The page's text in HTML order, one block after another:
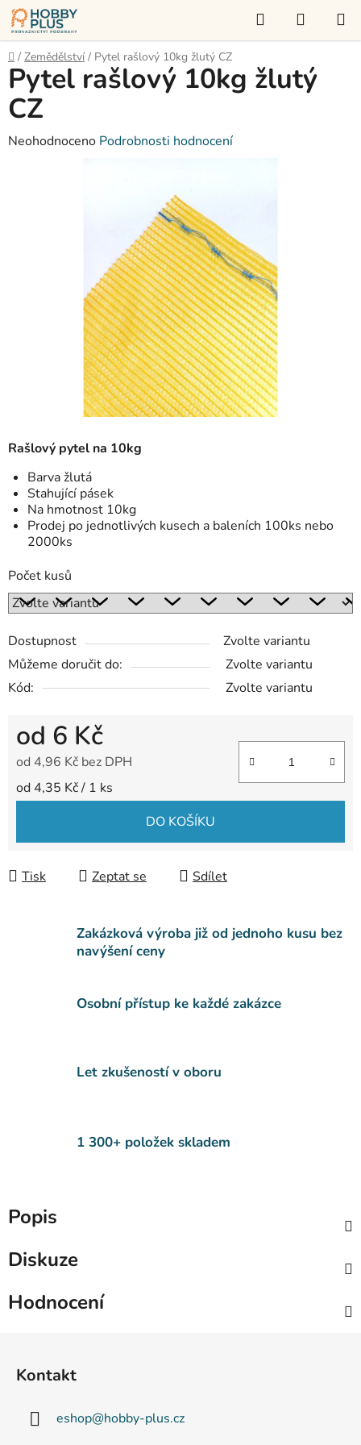
Přejít
na
obsah
Hledat
KOŠÍK
Domů
/ Zemědělství / Pytel rašlový 10kg žlutý CZ
Rašlový pytel na 10kg
Barva žlutá
Stahující pásek
Na hmotnost 10kg
Prodej po jednotlivých kusech a baleních 100ks nebo
2000ks
Počet kusů
Dostupnost
Zvolte variantu
Můžeme doručit do:
Zvolte variantu
Kód:
Zvolte variantu
od 6 Kč
od 4,96 Kč bez DPH
Měrná cena:
od 4,35 Kč / 1 ks
DO KOŠÍKU
Tisk Zeptat se Sdílet
Pytel rašlový 10kg žlutý
CZ
Průměrné
Neohodnoceno Podrobnosti hodnocení
Zakázková výroba již od jednoho kusu bez
navýšení ceny
Osobní přístup ke každé zakázce
Let zkušeností v oboru
1 300+ položek skladem
Popis
Diskuze
Hodnocení
Kontakt
eshop@hobby-plus.cz